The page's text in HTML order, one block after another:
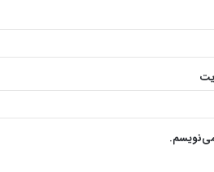
می‌نویسم.